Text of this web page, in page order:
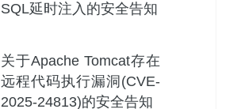
SQL延时注入的安全告知
关于Apache Tomcat存在
远程代码执行漏洞(CVE-
2025-24813)的安全告知